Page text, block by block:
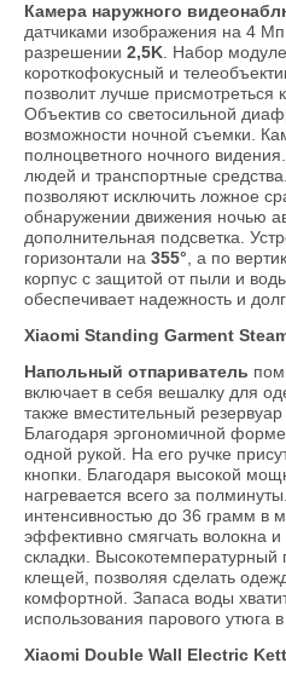
Камера наружного
датчиками изображения на 4
разрешении 2,5K. Набор
короткофокусный и
позволит лучше присмотреться
Объектив со светосильной
возможности ночной съемки.
полноцветного ночного
людей и транспортные
позволяют исключить ложное
обнаружении движения ночью
дополнительная подсветка.
горизонтали на 355°, а по
корпус с защитой от пыли и
обеспечивает надежность и
Xiaomi Standing Garment
Напольный отпариватель
включает в себя вешалку для
также вместительный
Благодаря эргономичной
одной рукой. На его ручке
кнопки. Благодаря высокой
нагревается всего за
интенсивностью до 36 грамм в
эффективно смягчать волокна и
складки. Высокотемпературный
клещей, позволяя сделать
комфортной. Запаса воды
использования парового утюга
Xiaomi Double Wall Electric